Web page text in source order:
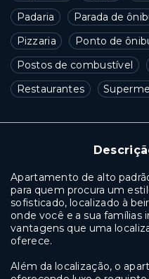
Padaria
Parada de
Pizzaria
Ponto de
Postos de combustível
Restaurantes
Apartamento de alto
para quem procura um
sofisticado, localizado à
onde você e a sua famílias
vantagens que uma
oferece.
Além da localização, o